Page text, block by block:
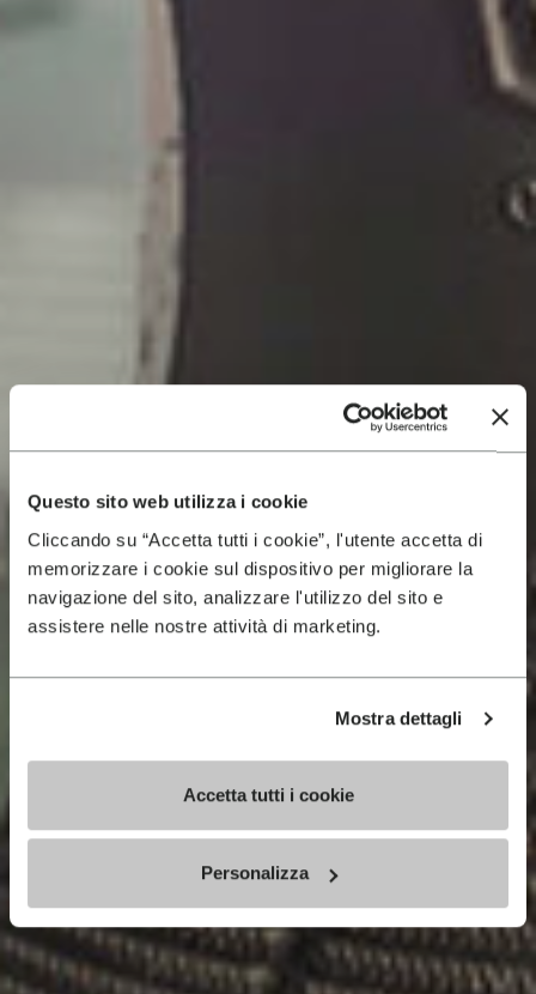
Questo sito web utilizza i cookie
Cliccando su “Accetta tutti i cookie”, l'utente accetta di
memorizzare i cookie sul dispositivo per migliorare la
navigazione del sito, analizzare l'utilizzo del sito e
assistere nelle nostre attività di marketing.
Mostra dettagli
Accetta tutti i cookie
Personalizza